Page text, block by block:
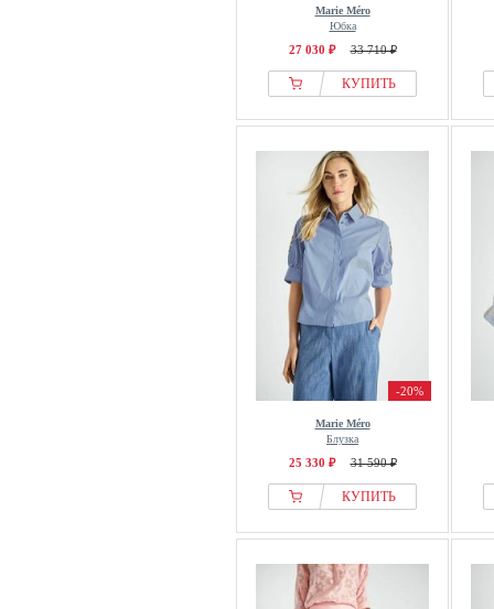
Marie Méro
Юбка
27 030 ₽ 33 710 ₽
КУПИТЬ
-20%
Marie Méro
Блузка
25 330 ₽ 31 590 ₽
КУПИТЬ